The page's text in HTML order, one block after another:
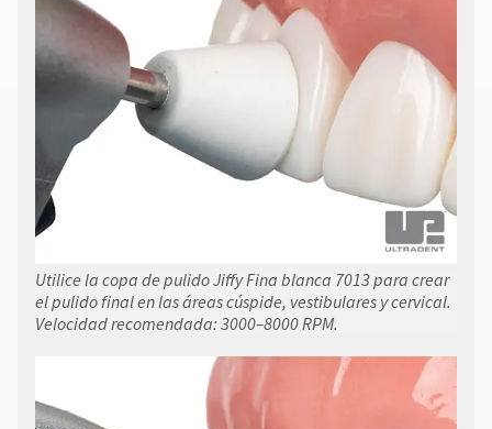
Utilice la copa de pulido Jiffy Fina blanca 7013 para crear
el pulido final en las áreas cúspide, vestibulares y cervical.
Velocidad recomendada: 3000–8000 RPM.